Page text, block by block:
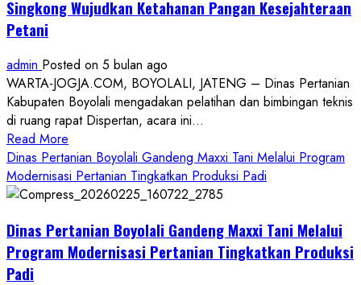
Singkong Wujudkan Ketahanan Pangan Kesejahteraan
Petani
admin Posted on 5 bulan ago
WARTA-JOGJA.COM, BOYOLALI, JATENG – Dinas Pertanian
Kabupaten Boyolali mengadakan pelatihan dan bimbingan teknis
di ruang rapat Dispertan, acara ini...
Read More
more
about
Dinas
Boyolali
Gelar
Dinas Pertanian Boyolali Gandeng Maxxi Tani Melalui Program
Modernisasi Pertanian Tingkatkan Produksi Padi
Dinas Pertanian Boyolali Gandeng Maxxi Tani Melalui
Program Modernisasi Pertanian Tingkatkan Produksi
Padi